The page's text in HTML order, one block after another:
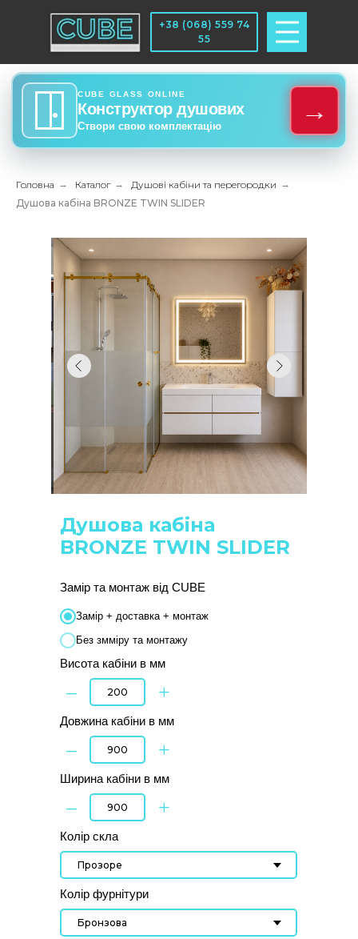
CUBE GLASS ONLINE
Конструктор душових
Створи свою комплектацію →
+38 (068) 559 74
55
Головна → Каталог → Душові кабіни та перегородки →
Душова кабіна BRONZE TWIN SLIDER
Душова кабіна
BRONZE TWIN SLIDER
Замір та монтаж від CUBE
Замір + доставка + монтаж
Без змміру та монтажу
Висота кабіни в мм
– +
Довжина кабіни в мм
– +
Ширина кабіни в мм
– +
Колір скла
Колір фурнітури